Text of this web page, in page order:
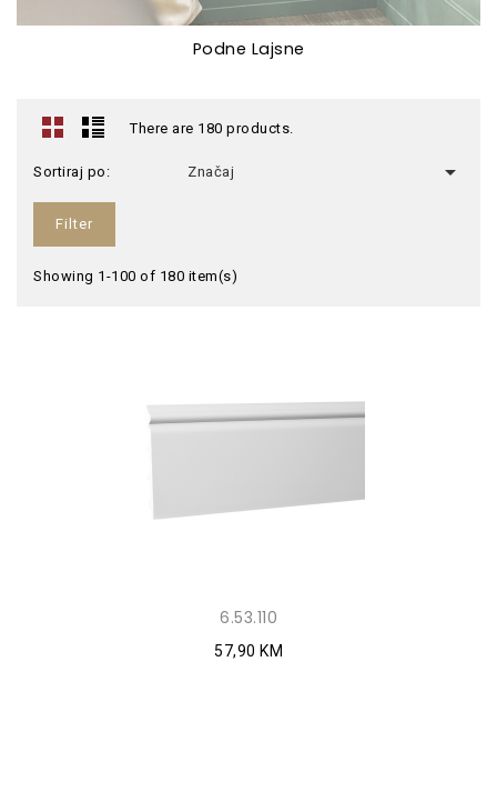
Podne Lajsne
There are 180 products.
Sortiraj po: Značaj 
Filter
Showing 1-100 of 180 item(s)
6.53.110
57,90 KM